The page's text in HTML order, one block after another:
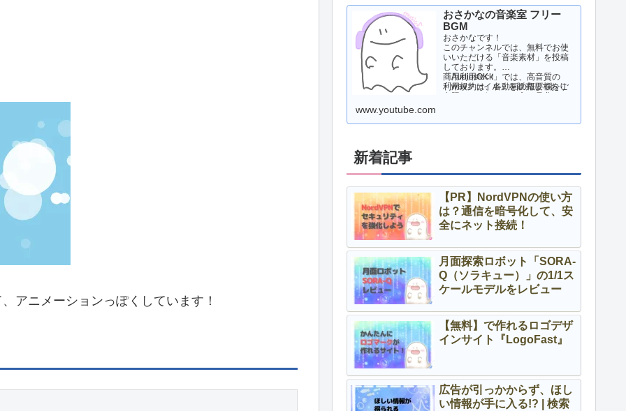
アニメーションっぽくしています！
おさかなの音楽室 フリー
BGM
おさかなです！
このチャンネルでは、無料でお使
いいただける「音楽素材」を投稿
しております。
商用利用OK！
利用規約は、各動画の概要欄をご
「Audiostock」では、高音質の
「wavファイル」を販売しており
www.youtube.com
新着記事
【PR】NordVPNの使い方
は？通信を暗号化して、安
全にネット接続！
月面探索ロボット「SORA-
Q（ソラキュー）」の1/1ス
ケールモデルをレビュー
【無料】で作れるロゴデザ
インサイト『LogoFast』
広告が引っかからず、ほし
い情報が手に入る!? | 検索